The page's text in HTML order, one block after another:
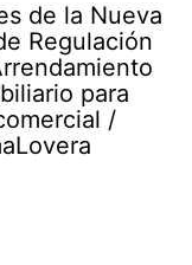
de la Nueva
Regulación
para
/